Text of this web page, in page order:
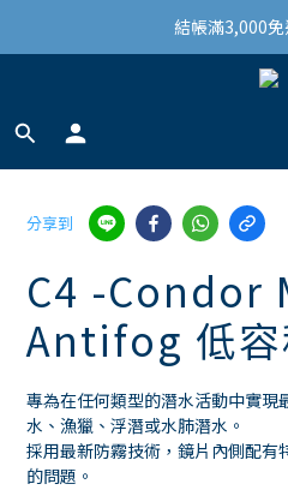
結帳滿3,000
結帳滿3,000
註冊會員領
分享到
C4 -Condor
Antifog 低容
專為在任何類型的潛水活動中實現
水、漁獵、浮潛或水肺潛水。
採用最新防霧技術，鏡片內側配有
的問題。